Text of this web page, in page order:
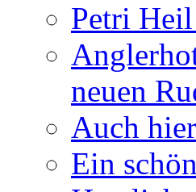
Petri
neuen
Auch
Ein